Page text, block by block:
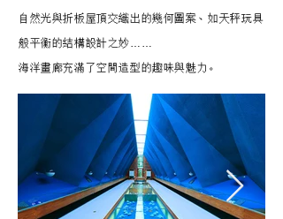
自然光與折板屋頂交織出的幾何圖案、如天秤玩具
般平衡的結構設計之妙……
海洋畫廊充滿了空間造型的趣味與魅力。